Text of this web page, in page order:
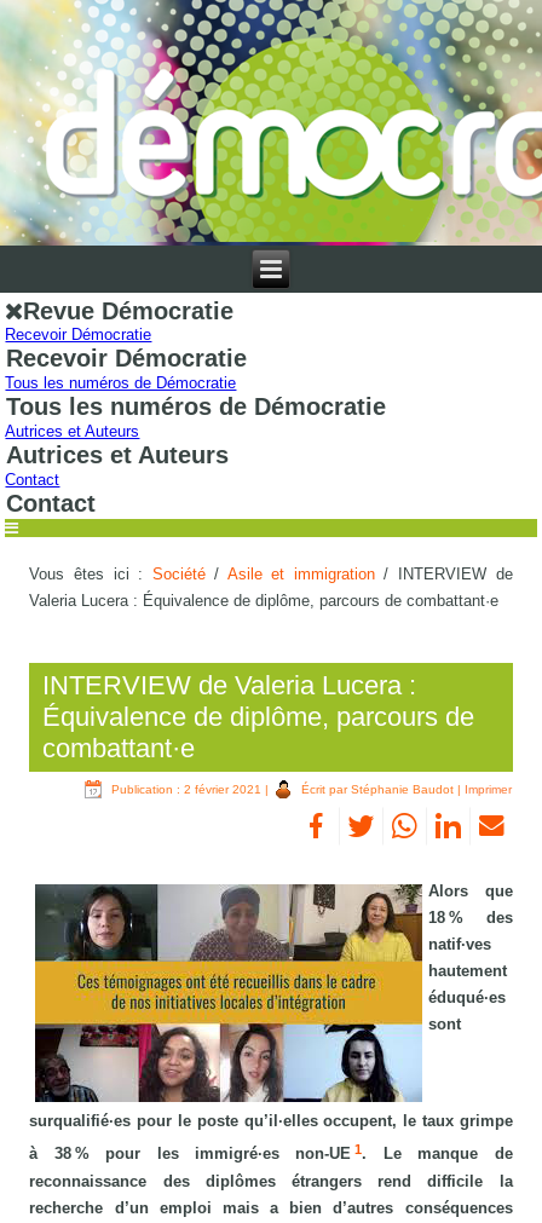
Revue Démocratie
Recevoir Démocratie
Recevoir Démocratie
Tous les numéros de Démocratie
Tous les numéros de Démocratie
Autrices et Auteurs
Autrices et Auteurs
Contact
Contact
Vous êtes ici : Société/ Asile et immigration/
INTERVIEW de
Valeria Lucera : Équivalence de diplôme, parcours de combattant·e
INTERVIEW de Valeria Lucera :
Équivalence de diplôme, parcours de
combattant·e
Publication : 2 février 2021 | Écrit par Stéphanie Baudot| Imprimer
Alors que
18 % des
natif·ves
hautement
éduqué·es
sont
surqualifié·es pour le poste qu’il·elles occupent, le taux grimpe
à 38 % pour les immigré·es non-UE1. Le manque de
reconnaissance des diplômes étrangers rend difficile la
recherche d’un emploi mais a bien d’autres conséquences